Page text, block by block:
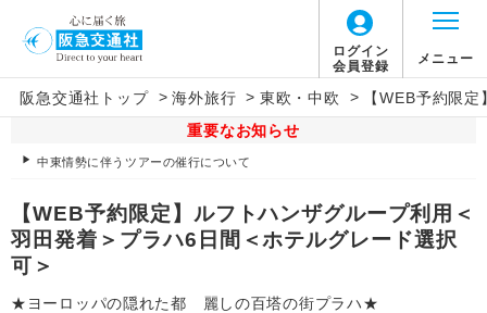
ログイン
会員登録
メニュー
阪急交通社トップ > 海外旅行 > 東欧・中欧 >
【WEB予約限
重要なお知らせ
中東情勢に伴うツアーの催行について
【WEB予約限定】ルフトハンザグループ利用＜
羽田発着＞プラハ6日間＜ホテルグレード選択
可＞
★ヨーロッパの隠れた都 麗しの百塔の街プラハ★